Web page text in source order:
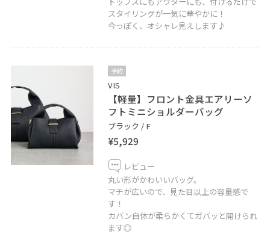
スタイリングが一気に華やかに！
今っぽく、オシャレ見えします♪
予約
VIS
【軽量】フロント金具エアリーソ
フトミニショルダーバッグ
ブラック / F
¥5,929
レビュー
丸い形がかわいいバッグ。
マチが広いので、見た目以上の容量感で
す！
カバン自体が柔らかくてガバッと開けられ
ます◎